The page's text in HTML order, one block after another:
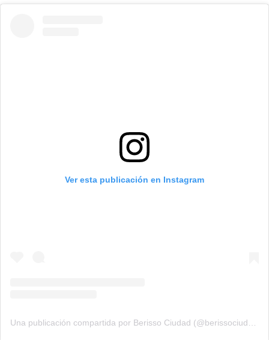
Ver esta publicación en Instagram
Una publicación compartida por Berisso Ciudad (@berissociudad)